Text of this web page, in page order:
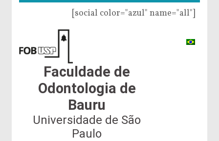
[social color="azul" name="all"]
Faculdade de
Odontologia de
Bauru
Universidade de São
Paulo